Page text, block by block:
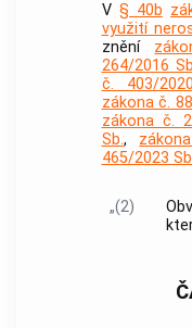
V § 40b
využití
znění
264/2016
č. 403/
zákona č.
zákona č.
Sb.,
465/2023
„(2)